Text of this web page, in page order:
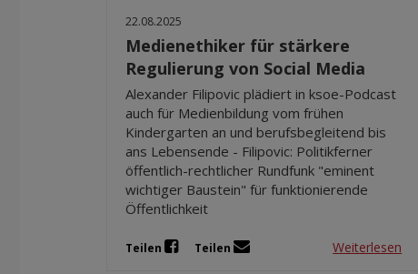
22.08.2025
Medienethiker für stärkere
Regulierung von Social Media
Alexander Filipovic plädiert in ksoe-Podcast
auch für Medienbildung vom frühen
Kindergarten an und berufsbegleitend bis
ans Lebensende - Filipovic: Politikferner
öffentlich-rechtlicher Rundfunk "eminent
wichtiger Baustein" für funktionierende
Öffentlichkeit
Teilen Teilen Weiterlesen